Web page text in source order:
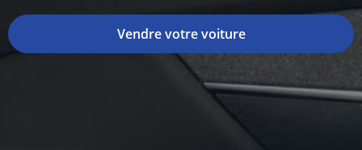
Vendre votre voiture